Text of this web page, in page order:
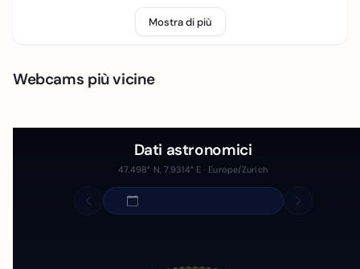
Mostra di più
Webcams più vicine
Dati astronomici
47.498° N, 7.9314° E · Europe/Zurich